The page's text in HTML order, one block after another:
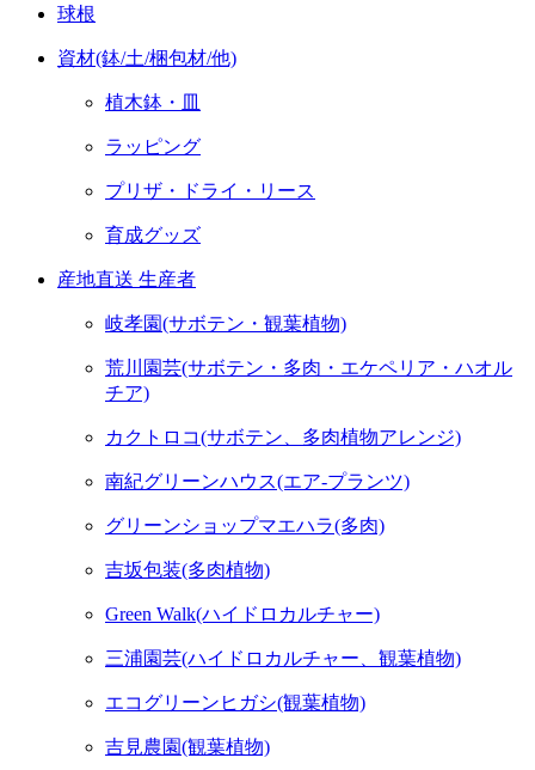
球根
資材(鉢/土/梱包材/他)
植木鉢・皿
ラッピング
プリザ・ドライ・リース
育成グッズ
産地直送 生産者
岐孝園(サボテン・観葉植物)
荒川園芸(サボテン・多肉・エケペリア・ハオル
チア)
カクトロコ(サボテン、多肉植物アレンジ)
南紀グリーンハウス(エア-プランツ)
グリーンショップマエハラ(多肉)
吉坂包装(多肉植物)
Green Walk(ハイドロカルチャー)
三浦園芸(ハイドロカルチャー、観葉植物)
エコグリーンヒガシ(観葉植物)
吉見農園(観葉植物)